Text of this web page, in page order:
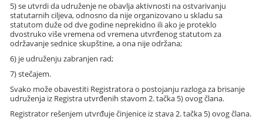
5) se utvrdi da udruženje ne obavlja aktivnosti na ostvarivanju
statutarnih ciljeva, odnosno da nije organizovano u skladu sa
statutom duže od dve godine neprekidno ili ako je proteklo
dvostruko više vremena od vremena utvrđenog statutom za
održavanje sednice skupštine, a ona nije održana;
6) je udruženju zabranjen rad;
7) stečajem.
Svako može obavestiti Registratora o postojanju razloga za brisanje
udruženja iz Registra utvrđenih stavom 2. tačka 5) ovog člana.
Registrator rešenjem utvrđuje činjenice iz stava 2. tačka 5) ovog člana.